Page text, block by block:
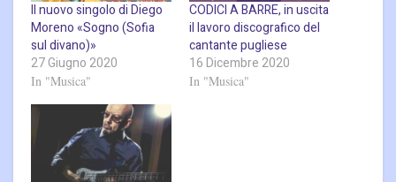
Il nuovo singolo di Diego
Moreno «Sogno (Sofia
sul divano)»
27 Giugno 2020
In "Musica"
CODICI A BARRE, in uscita
il lavoro discografico del
cantante pugliese
16 Dicembre 2020
In "Musica"